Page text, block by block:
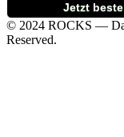
Jetzt
© 2024 ROCKS —
Reserved.